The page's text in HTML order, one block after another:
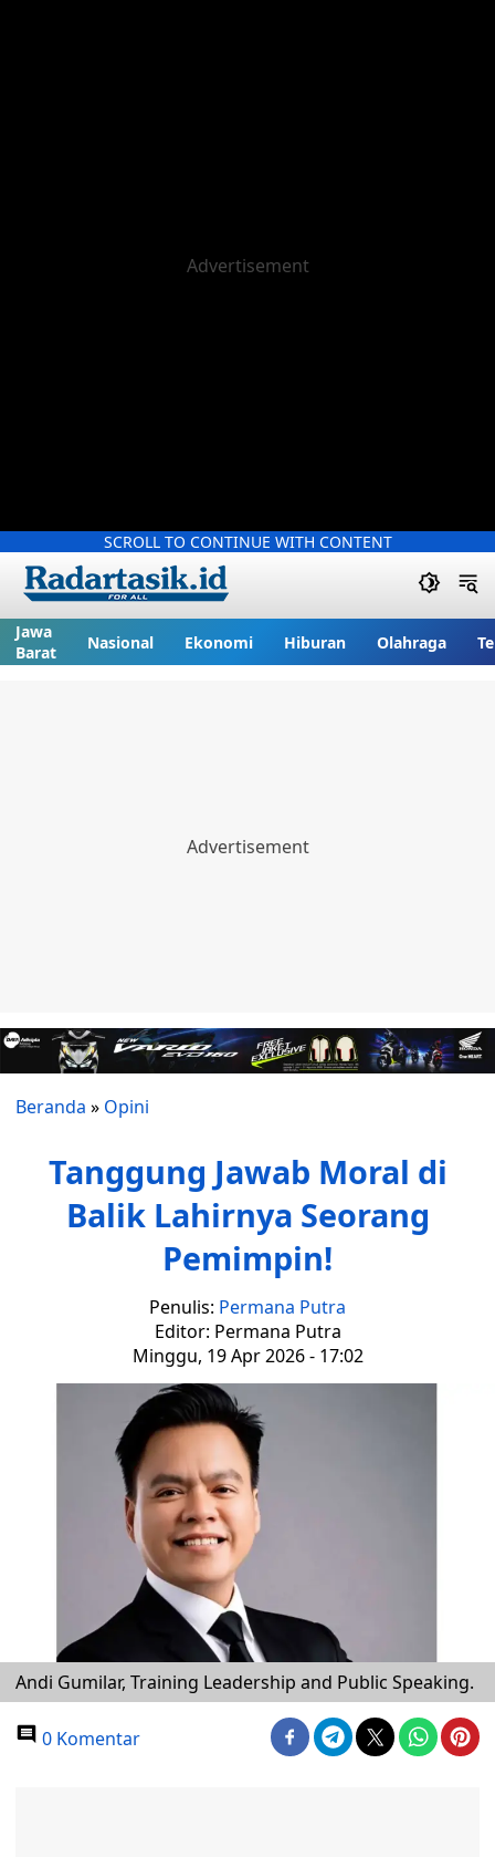
SCROLL TO CONTINUE WITH CONTENT
Jawa
Barat
Nasional Ekonomi Hiburan Olahraga
Beranda » Opini
Tanggung Jawab Moral di
Balik Lahirnya Seorang
Pemimpin!
Penulis: Permana Putra
Editor: Permana Putra
Minggu, 19 Apr 2026 - 17:02
Andi Gumilar, Training Leadership and Public Speaking.
0 Komentar